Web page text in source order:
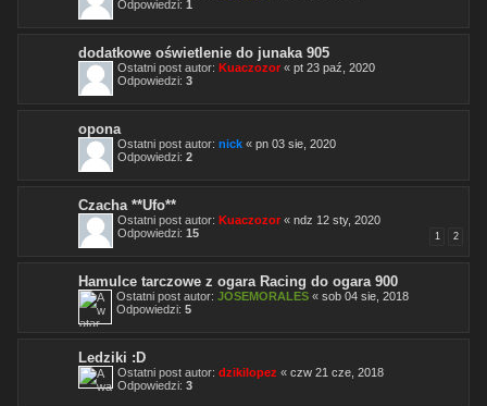
Odpowiedzi: 1
dodatkowe oświetlenie do junaka 905
Ostatni post autor: Kuaczozor « pt 23 paź, 2020
Odpowiedzi: 3
opona
Ostatni post autor: nick « pn 03 sie, 2020
Odpowiedzi: 2
Czacha **Ufo**
Ostatni post autor: Kuaczozor « ndz 12 sty, 2020
Odpowiedzi: 15 1 2
Hamulce tarczowe z ogara Racing do ogara 900
Ostatni post autor: JOSEMORALES « sob 04 sie, 2018
Odpowiedzi: 5
Ledziki :D
Ostatni post autor: dzikilopez « czw 21 cze, 2018
Odpowiedzi: 3